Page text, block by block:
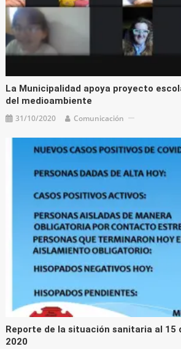
La Municipalidad apoya proyecto
del medioambiente
31/10/2020 Comunicación
Reporte de la situación sanitaria al 15
2020